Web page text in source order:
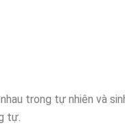
trong tự nhiên và
tự.